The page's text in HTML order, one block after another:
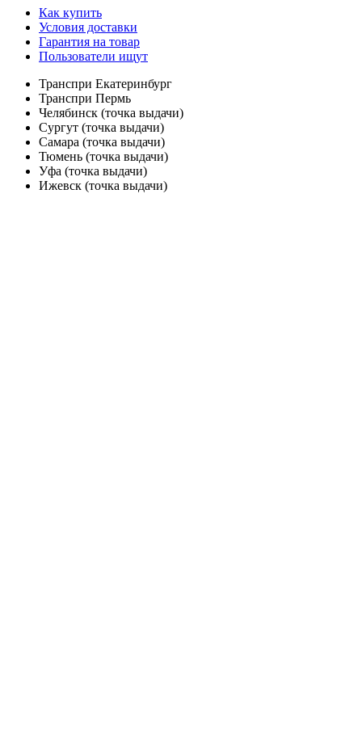
Как купить
Условия доставки
Гарантия на товар
Пользователи ищут
Транспри Екатеринбург
Транспри Пермь
Челябинск (точка выдачи)
Сургут (точка выдачи)
Самара (точка выдачи)
Тюмень (точка выдачи)
Уфа (точка выдачи)
Ижевск (точка выдачи)